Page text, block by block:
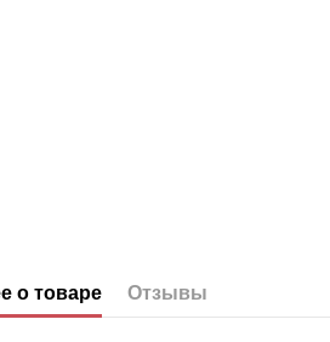
о товаре Отзывы